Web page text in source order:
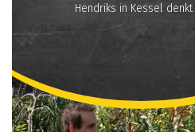
Hendriks in Kessel